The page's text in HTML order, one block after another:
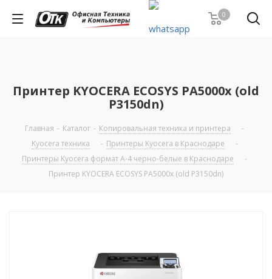
0
Принтер KYOCERA ECOSYS PA5000x (old
P3150dn)
Главная - Каталог - Копировальная техника и принтера
-
Kyocera техника
- Принтеры Kyocera в Краснодаре
-
Принтеры Kyocera формат А-4 черно-белые в Краснодаре
-
Принтер KYOCERA ECOSYS PA5000x (old P3150dn)